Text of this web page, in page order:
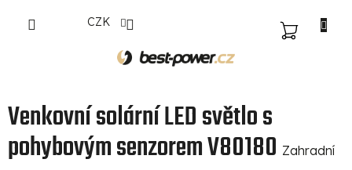
CZK
NÁKUPNÍ
Venkovní solární LED světlo s
pohybovým senzorem V80180 Zahradní